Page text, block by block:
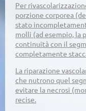
Per
porzione corporea
stato
molli (ad esempio, la
continuità con il
completamente
La riparazione
che nutrono quel
evitare la necrosi
recise.